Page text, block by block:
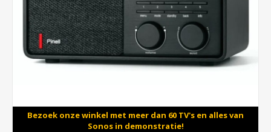
Bezoek onze winkel met meer dan 60 TV's en alles van
Sonos in demonstratie!